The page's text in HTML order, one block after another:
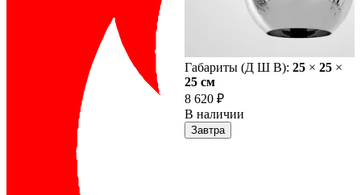
Габариты (Д Ш В): 25 × 25 ×
25 cм
8 620 ₽
В наличии
Завтра